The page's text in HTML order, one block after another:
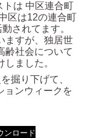
は 中区連合町
区は12の連合町
されてます。
ますが、独居世
齢社会について
ました。
掘り下げて、
ョンウィークを
ンロード